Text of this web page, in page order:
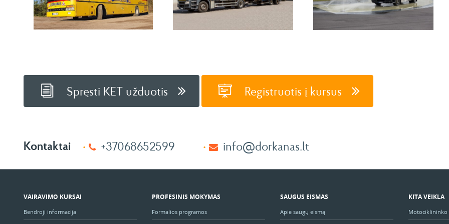
Spręsti KET užduotis Registruotis į kursus
Kontaktai +37068652599 info@dorkanas.lt
VAIRAVIMO KURSAI
Bendroji informacija
PROFESINIS MOKYMAS
Formalios programos
SAUGUS EISMAS
Apie saugų eismą
KITA VEIKLA
Motociklininko